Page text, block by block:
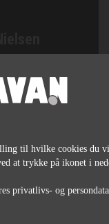
Jakobsen
til hvilke cookies du
at trykke på ikonet i
privatlivs- og